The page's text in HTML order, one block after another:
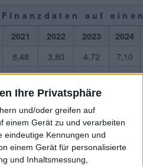
Ihre Privatsphäre
und/oder greifen auf
einem Gerät zu und verarbeiten
eindeutige Kennungen und
einem Gerät für personalisierte
und Inhaltsmessung,
auf
2021 2022 2023
2024
8,48 3,80 4,72 7,10
-12,32 -4,36 -4,47 -1,48
-145,28 -114,74 -94,70
-18,06 -7,01 -7,01
-212,97 -184,47 -148,52
-13,88 -14,71 -20,72